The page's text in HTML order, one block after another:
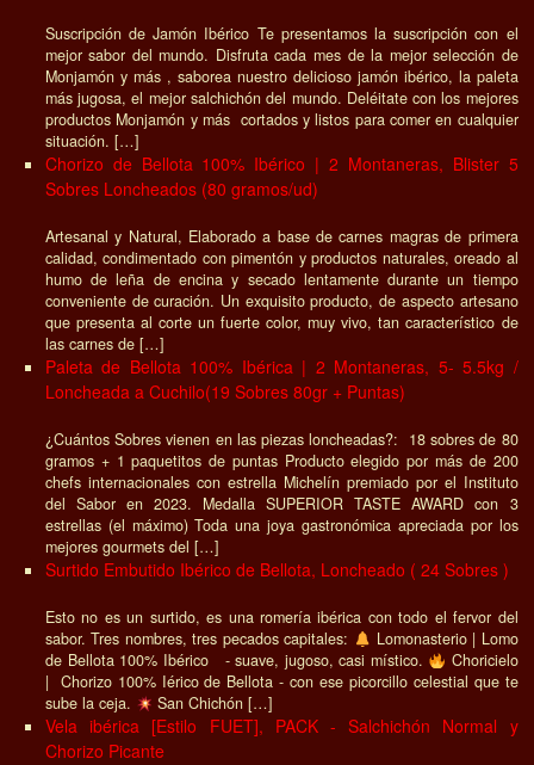
Suscripción de Jamón Ibérico Te presentamos la suscripción con el
mejor sabor del mundo. Disfruta cada mes de la mejor selección de
Monjamón y más , saborea nuestro delicioso jamón ibérico, la paleta
más jugosa, el mejor salchichón del mundo. Deléitate con los mejores
productos Monjamón y más cortados y listos para comer en cualquier
situación. […]
Chorizo de Bellota 100% Ibérico | 2 Montaneras, Blister 5
Sobres Loncheados (80 gramos/ud)
Artesanal y Natural, Elaborado a base de carnes magras de primera
calidad, condimentado con pimentón y productos naturales, oreado al
humo de leña de encina y secado lentamente durante un tiempo
conveniente de curación. Un exquisito producto, de aspecto artesano
que presenta al corte un fuerte color, muy vivo, tan característico de
las carnes de […]
Paleta de Bellota 100% Ibérica | 2 Montaneras, 5- 5.5kg /
Loncheada a Cuchilo(19 Sobres 80gr + Puntas)
¿Cuántos Sobres vienen en las piezas loncheadas?: 18 sobres de 80
gramos + 1 paquetitos de puntas Producto elegido por más de 200
chefs internacionales con estrella Michelín premiado por el Instituto
del Sabor en 2023. Medalla SUPERIOR TASTE AWARD con 3
estrellas (el máximo) Toda una joya gastronómica apreciada por los
mejores gourmets del […]
Surtido Embutido Ibérico de Bellota, Loncheado ( 24 Sobres )
Esto no es un surtido, es una romería ibérica con todo el fervor del
sabor. Tres nombres, tres pecados capitales:
Lomonasterio | Lomo
de Bellota 100% Ibérico - suave, jugoso, casi místico.
Choricielo
| Chorizo 100% Iérico de Bellota - con ese picorcillo celestial que te
sube la ceja.
San Chichón […]
Vela ibérica [Estilo FUET], PACK - Salchichón Normal y
Chorizo Picante